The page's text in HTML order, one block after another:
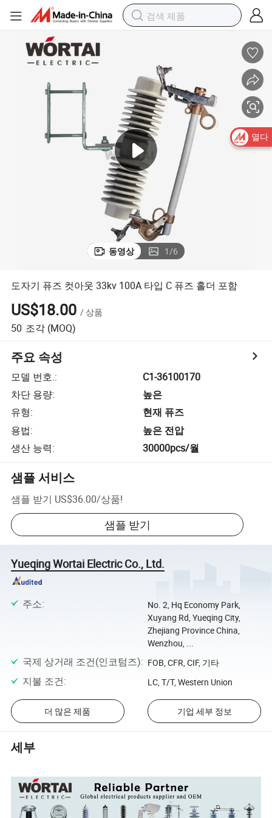
동영상 1/6
도자기 퓨즈 컷아웃 33kv 100A 타입 C 퓨즈 홀더 포함
US$18.00 / 상품
50 조각 (MOQ)
주요 속성
모델 번호.:
C1-36100170
차단 용량:
높은
유형:
현재 퓨즈
용법:
높은 전압
생산 능력: 30000pcs/월
샘플 서비스
샘플 받기 US$36.00/상품!
샘플 받기
Yueqing Wortai Electric Co., Ltd.
주소:
No. 2, Hq Economy Park,
Xuyang Rd, Yueqing City,
Zhejiang Province China,
Wenzhou, ...
국제 상거래 조건(인코텀즈): FOB, CFR, CIF, 기타
지불 조건: LC, T/T, Western Union
더 많은 제품 기업 세부 정보
세부
열다